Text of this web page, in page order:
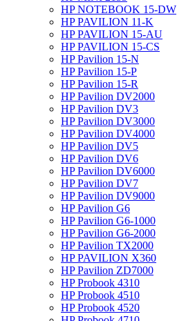
HP NOTEBOOK 15-DW
HP PAVILION 11-K
HP PAVILION 15-AU
HP PAVILION 15-CS
HP Pavilion 15-N
HP Pavilion 15-P
HP Pavilion 15-R
HP Pavilion DV2000
HP Pavilion DV3
HP Pavilion DV3000
HP Pavilion DV4000
HP Pavilion DV5
HP Pavilion DV6
HP Pavilion DV6000
HP Pavilion DV7
HP Pavilion DV9000
HP Pavilion G6
HP Pavilion G6-1000
HP Pavilion G6-2000
HP Pavilion TX2000
HP PAVILION X360
HP Pavilion ZD7000
HP Probook 4310
HP Probook 4510
HP Probook 4520